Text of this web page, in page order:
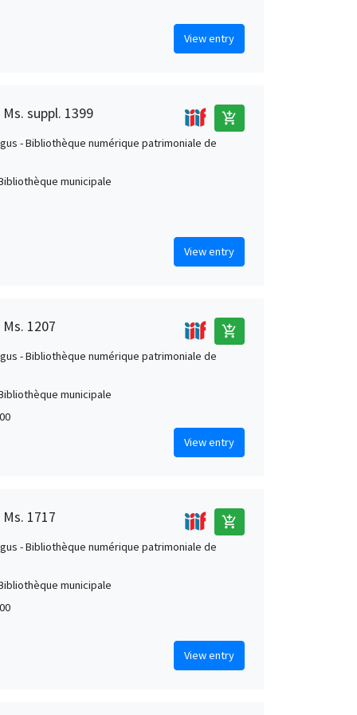
View entry
suppl. 1399 add_shopping_cart
- Bibliothèque numérique patrimoniale de
municipale
View entry
1207 add_shopping_cart
- Bibliothèque numérique patrimoniale de
municipale
View entry
1717 add_shopping_cart
- Bibliothèque numérique patrimoniale de
municipale
View entry